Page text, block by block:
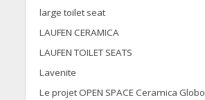
large toilet seat
LAUFEN CERAMICA
LAUFEN TOILET SEATS
Lavenite
Le projet OPEN SPACE Ceramica Globo